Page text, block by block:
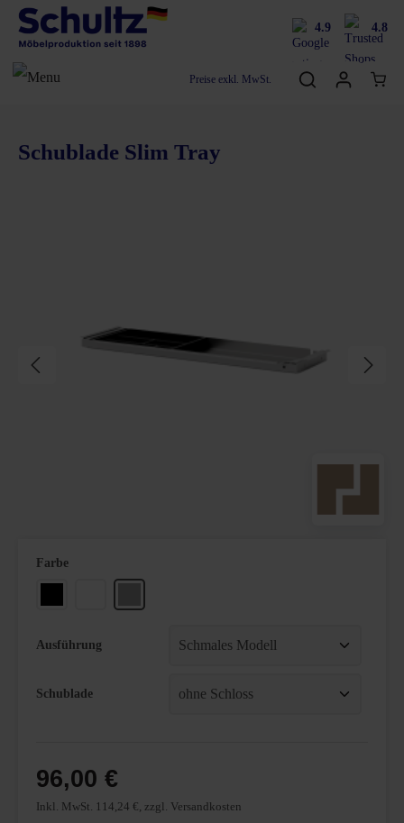
4.9 4.8
Preise exkl. MwSt.
Schublade Slim Tray
96,00 €
Inkl. MwSt. 114,24 €, zzgl. Versandkosten
Farbeauswählen
Schwarz Weißaluminium
Ausführung
Schublade